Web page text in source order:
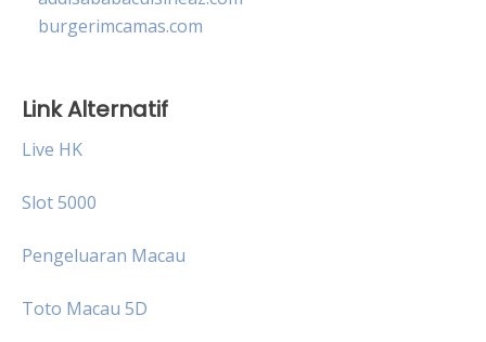
burgerimcamas.com
Link Alternatif
Live HK
Slot 5000
Pengeluaran Macau
Toto Macau 5D